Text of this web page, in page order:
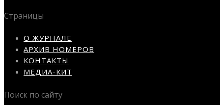
Страницы
О ЖУРНАЛЕ
АРХИВ НОМЕРОВ
КОНТАКТЫ
МЕДИА-КИТ
Поиск по сайту